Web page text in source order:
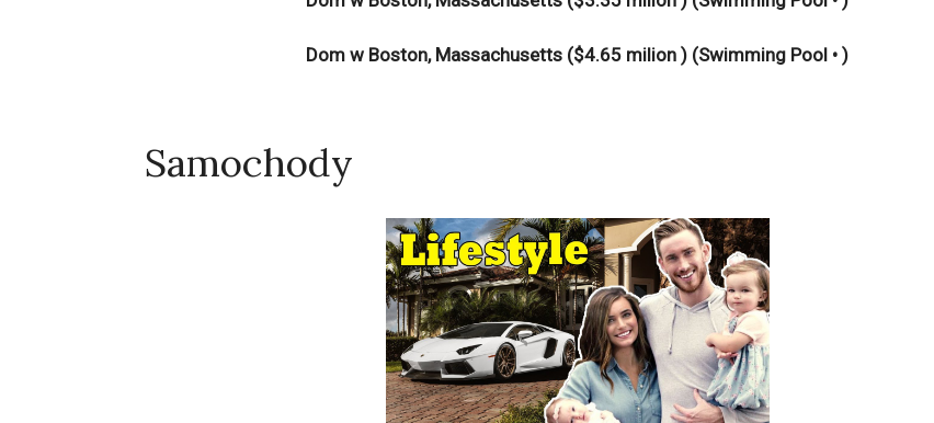
Dom w Boston, Massachusetts ($4.65 milion ) (Swimming Pool • )
Samochody